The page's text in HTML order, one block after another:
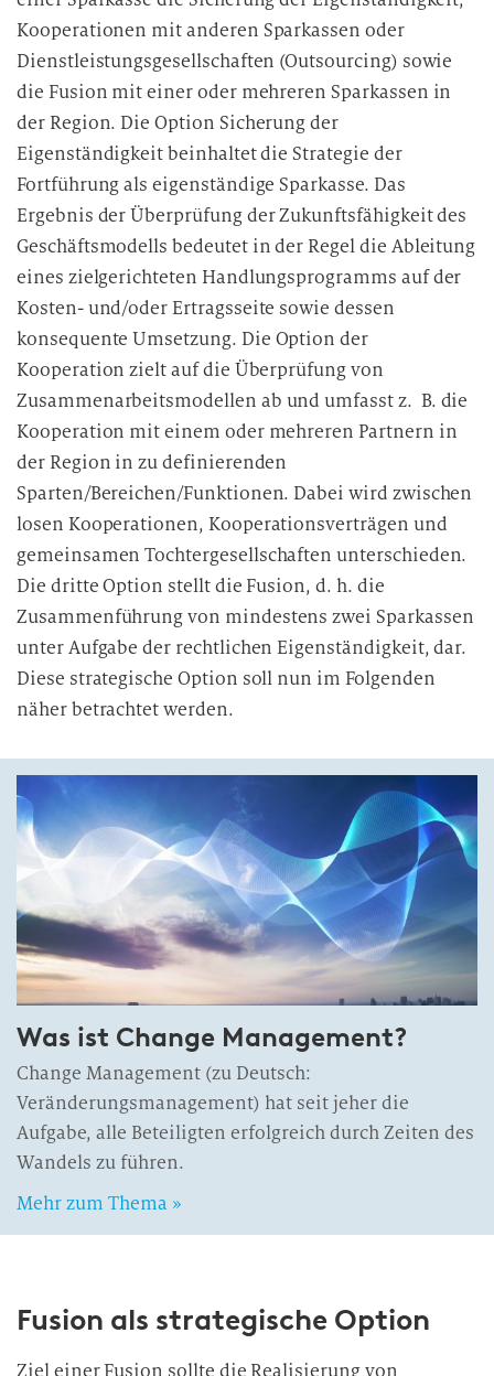
Kooperationen mit anderen Sparkassen oder
Dienstleistungsgesellschaften (Outsourcing) sowie
die Fusion mit einer oder mehreren Sparkassen in
der Region. Die Option Sicherung der
Eigenständigkeit beinhaltet die Strategie der
Fortführung als eigenständige Sparkasse. Das
Ergebnis der Überprüfung der Zukunftsfähigkeit des
Geschäftsmodells bedeutet in der Regel die Ableitung
eines zielgerichteten Handlungsprogramms auf der
Kosten- und/oder Ertragsseite sowie dessen
konsequente Umsetzung. Die Option der
Kooperation zielt auf die Überprüfung von
Zusammenarbeitsmodellen ab und umfasst z. B. die
Kooperation mit einem oder mehreren Partnern in
der Region in zu definierenden
Sparten/Bereichen/Funktionen. Dabei wird zwischen
losen Kooperationen, Kooperationsverträgen und
gemeinsamen Tochtergesellschaften unterschieden.
Die dritte Option stellt die Fusion, d. h. die
Zusammenführung von mindestens zwei Sparkassen
unter Aufgabe der rechtlichen Eigenständigkeit, dar.
Diese strategische Option soll nun im Folgenden
näher betrachtet werden.
Was ist Change Management?
Change Management (zu Deutsch:
Veränderungsmanagement) hat seit jeher die
Aufgabe, alle Beteiligten erfolgreich durch Zeiten des
Wandels zu führen.
Mehr zum Thema »
Fusion als strategische Option
Ziel einer Fusion sollte die Realisierung von